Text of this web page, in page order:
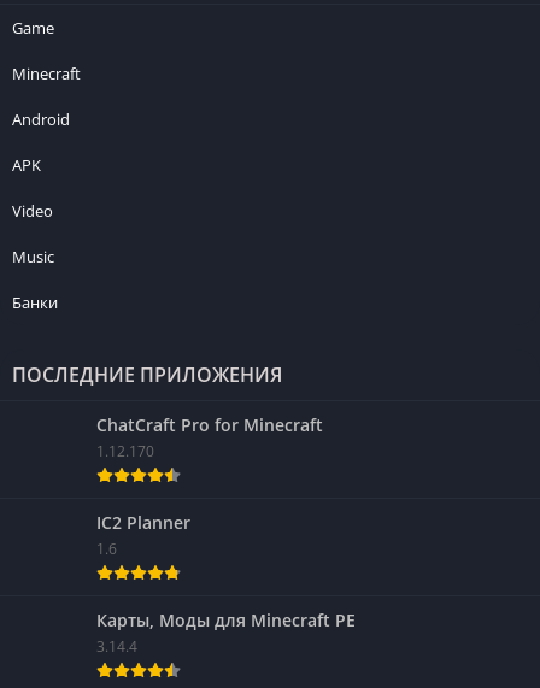
Game
Minecraft
Android
APK
Video
Music
Банки
ПОСЛЕДНИЕ ПРИЛОЖЕНИЯ
ChatCraft Pro for Minecraft
1.12.170
IC2 Planner
1.6
Карты, Моды для Minecraft PE
3.14.4